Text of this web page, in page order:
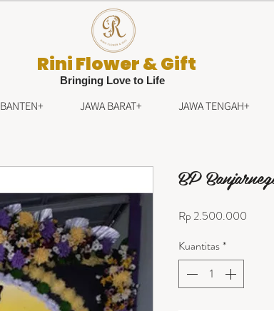
Rini Flower & Gift
Bringing Love to Life
BANTEN+ JAWA BARAT+ JAWA TENGAH+
BP
Rp 2.500.000
Kuantitas*